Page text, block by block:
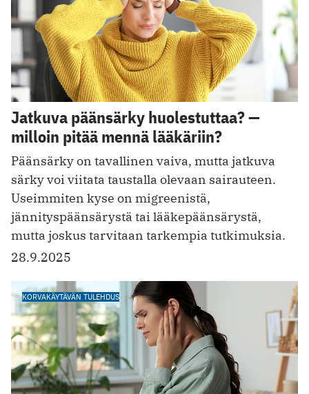
Jatkuva päänsärky huolestuttaa? —
milloin pitää mennä lääkäriin?
Päänsärky on tavallinen vaiva, mutta jatkuva
särky voi viitata taustalla olevaan sairauteen.
Useimmiten kyse on migreenistä,
jännityspäänsärystä tai lääkepäänsärystä,
mutta joskus tarvitaan tarkempia tutkimuksia.
28.9.2025
KORVAKÄYTÄVÄN TULEHDUS